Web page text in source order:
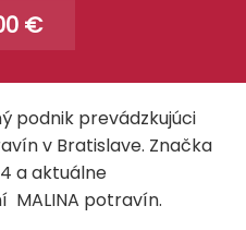
€
podnik prevádzkujúci
v Bratislave. Značka
a aktuálne
MALINA potravín.